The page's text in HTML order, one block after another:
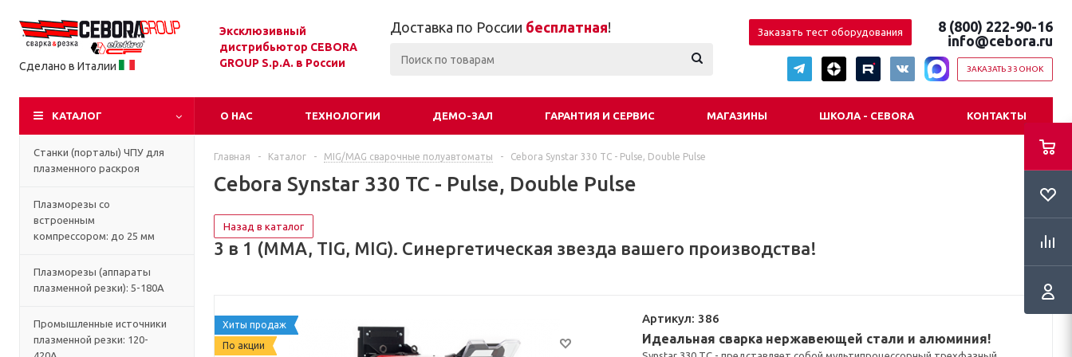
Сделано в Италии
Эксклюзивный
дистрибьютор CEBORA
GROUP S.p.A. в России
Доставка по России бесплатная! Заказать тест оборудования
8 (800) 222-90-16
info@cebora.ru
ЗАКАЗАТЬ ЗВОНОК
КАТАЛОГ О НАС ТЕХНОЛОГИИ ДЕМО-ЗАЛ ГАРАНТИЯ И СЕРВИС МАГАЗИНЫ ШКОЛА - CEBORA КОНТАКТЫ
Станки (порталы) ЧПУ для
плазменного раскроя
Плазморезы со
встроенным
компрессором: до 25 мм
Плазморезы (аппараты
плазменной резки): 5-180А
Промышленные источники
плазменной резки: 120-
Главная - Каталог - MIG/MAG сварочные полуавтоматы - Cebora Synstar 330 TC - Pulse, Double Pulse
Cebora Synstar 330 TC - Pulse, Double Pulse
Назад в каталог
3 в 1 (MMA, TIG, MIG). Синергетическая звезда вашего производства!
Хиты продаж
По акции
Артикул: 386
Идеальная сварка нержавеющей стали и алюминия!